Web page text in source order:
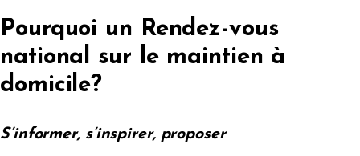
Pourquoi un Rendez-vous
national sur le maintien à
domicile?
S’informer, s’inspirer, proposer